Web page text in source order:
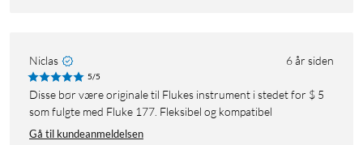
Niclas 6 år siden
5/5
Disse bør være originale til Flukes instrument i stedet for $ 5
som fulgte med Fluke 177. Fleksibel og kompatibel
Gå til kundeanmeldelsen